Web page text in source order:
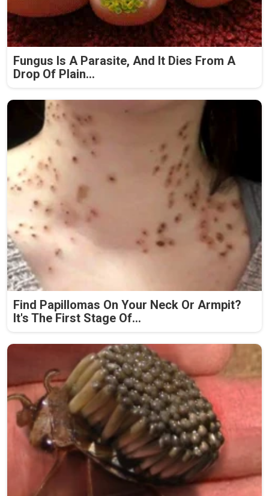
Fungus Is A Parasite, And It Dies From A
Drop Of Plain...
Find Papillomas On Your Neck Or Armpit?
It's The First Stage Of...